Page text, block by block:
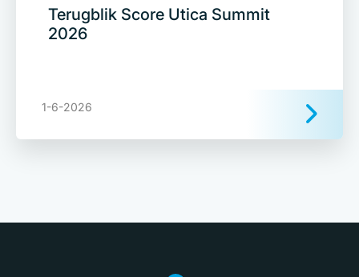
Terugblik Score Utica Summit
2026
1-6-2026